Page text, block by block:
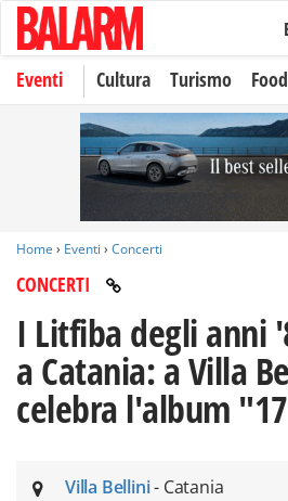
Eventi Cultura Turismo
Home › Eventi › Concerti
CONCERTI
I Litfiba degli anni
a Catania: a Villa
celebra l'album
Villa Bellini- Catania